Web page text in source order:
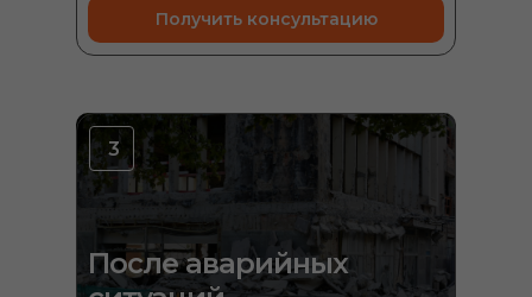
Получить консультацию
После аварийных
3